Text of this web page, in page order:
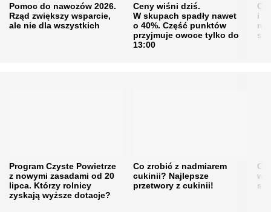
Pomoc do nawozów 2026.
Rząd zwiększy wsparcie,
ale nie dla wszystkich
Ceny wiśni dziś.
W skupach spadły nawet
o 40%. Część punktów
przyjmuje owoce tylko do
13:00
i
Program Czyste Powietrze
z nowymi zasadami od 20
lipca. Którzy rolnicy
zyskają wyższe dotacje?
Co zrobić z nadmiarem
cukinii? Najlepsze
przetwory z cukinii!
w